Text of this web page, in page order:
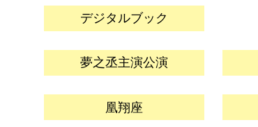
デジタルブック
夢之丞主演公演
凰翔座